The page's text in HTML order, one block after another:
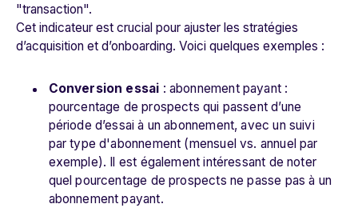
"transaction".
Cet indicateur est crucial pour ajuster les stratégies
d’acquisition et d’onboarding. Voici quelques exemples :
Conversion essai : abonnement payant :
pourcentage de prospects qui passent d’une
période d’essai à un abonnement, avec un suivi
par type d'abonnement (mensuel vs. annuel par
exemple). Il est également intéressant de noter
quel pourcentage de prospects ne passe pas à un
abonnement payant.